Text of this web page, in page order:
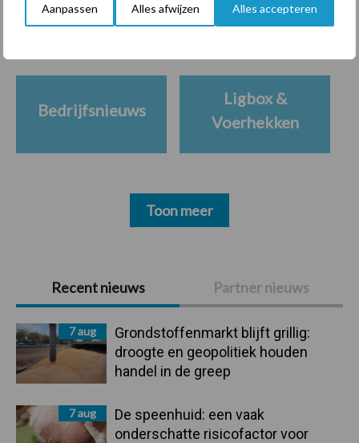
Aanpassen Alles afwijzen Alles accepteren
Primaire
Sidebar
Recent nieuws Partner nieuws
7 aug
Grondstoffenmarkt blijft grillig:
droogte en geopolitiek houden
handel in de greep
7 aug
De speenhuid: een vaak
onderschatte risicofactor voor
Diergezondheid Bemesting Fokkerij
Bedrijfsnieuws
Ligbox &
Voerhekken
Toon meer